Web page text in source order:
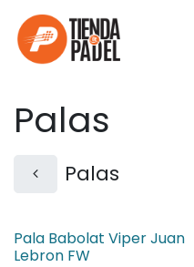
Ir al contenido
Palas
Palas
Pala Babolat Viper Juan
Lebron FW